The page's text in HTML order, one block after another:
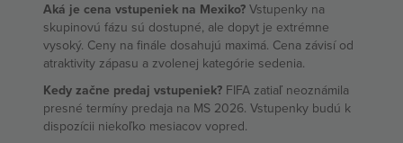
Aká je cena vstupeniek na Mexiko? Vstupenky na
skupinovú fázu sú dostupné, ale dopyt je extrémne
vysoký. Ceny na finále dosahujú maximá. Cena závisí od
atraktivity zápasu a zvolenej kategórie sedenia.
Kedy začne predaj vstupeniek? FIFA zatiaľ neoznámila
presné termíny predaja na MS 2026. Vstupenky budú k
dispozícii niekoľko mesiacov vopred.